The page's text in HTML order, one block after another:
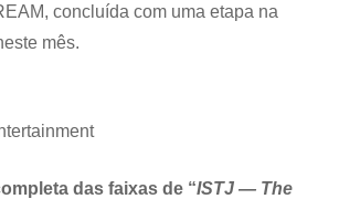
concluída com uma etapa na
mês.
das faixas de “ISTJ — The